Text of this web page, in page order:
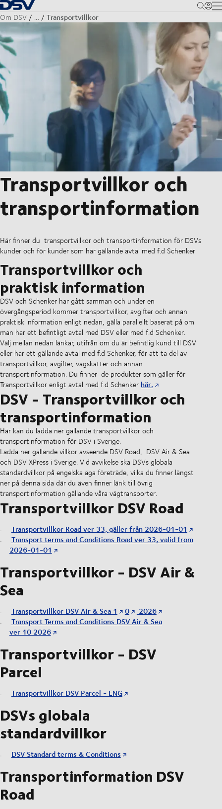
Tillbaka till hemsidan
Om DSV … Transportvillkor
Transportvillkor och
transportinformation
Här finner du transportvillkor och transportinformation för DSVs
kunder och för kunder som har gällande avtal med f.d Schenker
Transportvillkor och
praktisk information
DSV och Schenker har gått samman och under en
övergångsperiod kommer transportvillkor, avgifter och annan
praktisk information enligt nedan, gälla parallellt baserat på om
man har ett befintligt avtal med DSV eller med f.d Schenker.
Välj mellan nedan länkar, utifrån om du är befintlig kund till DSV
eller har ett gällande avtal med f.d Schenker, för att ta del av
transportvillkor, avgifter, vägskatter och annan
transportinformation. Du finner de produkter som gäller för
Transportvillkor enligt avtal med f.d Schenker här.
DSV - Transportvillkor och
transportinformation
Här kan du ladda ner gällande transportvillkor och
transportinformation för DSV i Sverige.
Ladda ner gällande villkor avseende DSV Road, DSV Air & Sea
och DSV XPress i Sverige. Vid avvikelse ska DSVs globala
standardvillkor på engelska äga företräde, vilka du finner längst
ner på denna sida där du även finner länk till övrig
transportinformation gällande våra vägtransporter.
Transportvillkor DSV Road
Transportvillkor Road ver 33, gäller från 2026-01-01
Transport terms and Conditions Road ver 33, valid from
2026-01-01
Transportvillkor - DSV Air &
Sea
Transportvillkor DSV Air & Sea 1 0
2026
Transport Terms and Conditions DSV Air & Sea
ver 10 2026
Transportvillkor - DSV
Parcel
Transportvillkor DSV Parcel - ENG
DSVs globala
standardvillkor
DSV Standard terms & Conditions
Transportinformation DSV
Road